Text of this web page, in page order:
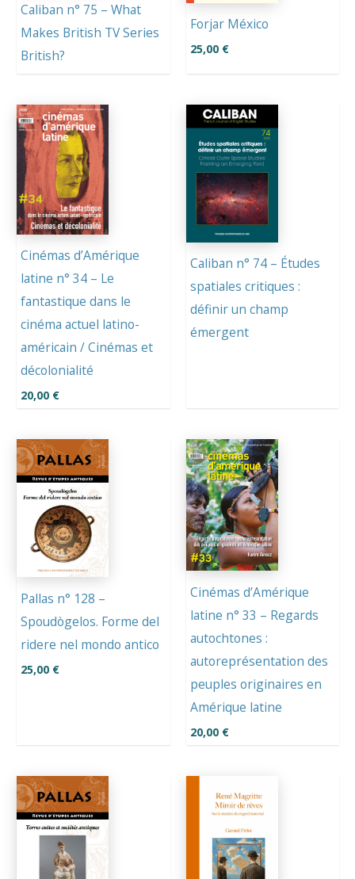
Caliban n° 75 – What
Makes British TV Series
British?
Forjar México
25,00 €
Cinémas d’Amérique
latine n° 34 – Le
fantastique dans le
cinéma actuel latino-
américain / Cinémas et
décolonialité
20,00 €
Caliban n° 74 – Études
spatiales critiques :
définir un champ
émergent
Pallas n° 128 –
Spoudògelos. Forme del
ridere nel mondo antico
25,00 €
Cinémas d’Amérique
latine n° 33 – Regards
autochtones :
autoreprésentation des
peuples originaires en
Amérique latine
20,00 €